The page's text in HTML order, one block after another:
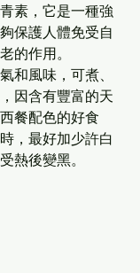
素，它是一種強
保護人體免受自
的作用。
和風味，可煮、
因含有豐富的天
餐配色的好食
，最好加少許白
熱後變黑。